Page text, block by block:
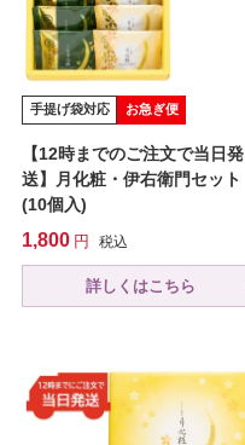
手提げ袋対応 お急ぎ便
【12時までのご注文で当日発
送】月化粧・伊右衛門セット
(10個入)
1,800 税込
詳しくはこちら